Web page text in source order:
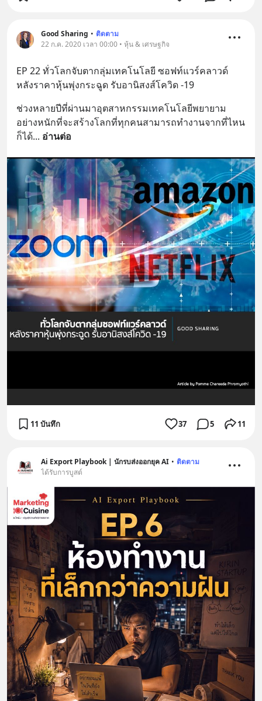
Good Sharing • ติดตาม
22 ก.ค. 2020 เวลา 00:00 • หุ้น & เศรษฐกิจ
EP 22 ทั่วโลกจับตากลุ่มเทคโนโลยี ซอฟท์แวร์คลาวด์
หลังราคาหุ้นพุ่งกระฉูด รับอานิสงส์โควิด -19
ช่วงหลายปีที่ผ่านมาอุตสาหกรรมเทคโนโลยีพยายาม
อย่างหนักที่จะสร้างโลกที่ทุกคนสามารถทำงานจากที่ไหน
ก็ได้... อ่านต่อ
11 บันทึก 37 5 11
Ai Export Playbook | นักรบส่งออกยุค AI • ติดตาม
ได้รับการบูสต์